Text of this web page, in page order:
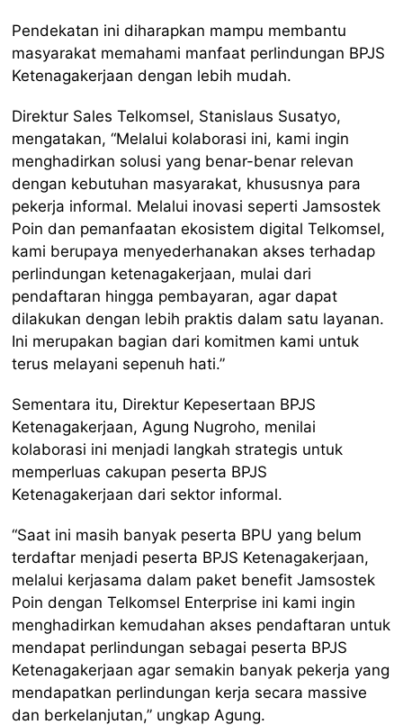
Pendekatan ini diharapkan mampu membantu
masyarakat memahami manfaat perlindungan BPJS
Ketenagakerjaan dengan lebih mudah.
Direktur Sales Telkomsel, Stanislaus Susatyo,
mengatakan, “Melalui kolaborasi ini, kami ingin
menghadirkan solusi yang benar-benar relevan
dengan kebutuhan masyarakat, khususnya para
pekerja informal. Melalui inovasi seperti Jamsostek
Poin dan pemanfaatan ekosistem digital Telkomsel,
kami berupaya menyederhanakan akses terhadap
perlindungan ketenagakerjaan, mulai dari
pendaftaran hingga pembayaran, agar dapat
dilakukan dengan lebih praktis dalam satu layanan.
Ini merupakan bagian dari komitmen kami untuk
terus melayani sepenuh hati.”
Sementara itu, Direktur Kepesertaan BPJS
Ketenagakerjaan, Agung Nugroho, menilai
kolaborasi ini menjadi langkah strategis untuk
memperluas cakupan peserta BPJS
Ketenagakerjaan dari sektor informal.
“Saat ini masih banyak peserta BPU yang belum
terdaftar menjadi peserta BPJS Ketenagakerjaan,
melalui kerjasama dalam paket benefit Jamsostek
Poin dengan Telkomsel Enterprise ini kami ingin
menghadirkan kemudahan akses pendaftaran untuk
mendapat perlindungan sebagai peserta BPJS
Ketenagakerjaan agar semakin banyak pekerja yang
mendapatkan perlindungan kerja secara massive
dan berkelanjutan,” ungkap Agung.